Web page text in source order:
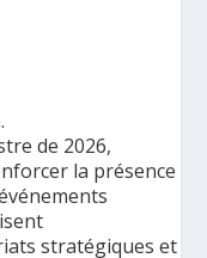
de 2026,
la présence
stratégiques et